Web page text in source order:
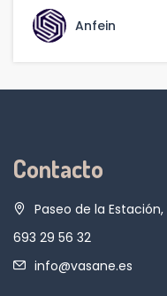
Anfein
Contacto
Paseo de la
693 29 56 32
info@vasane.es